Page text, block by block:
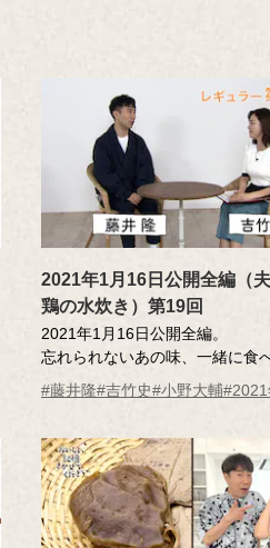
2021年1月16日公開全編（
鶏の水炊き）第19回
2021年1月16日公開全編。
忘れられないあの味、一緒に食
人･･･そんな「おいしい記憶」
読んだ調査員が、記憶さん（エ
ん、吉竹さんが見守ります。
MC ：藤井隆 進行：吉竹史
ナレーター：小野大輔（声優）
#藤井隆#吉竹史#小野大輔